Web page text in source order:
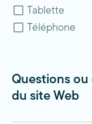
Tablette
Téléphone
Questions ou
du site Web